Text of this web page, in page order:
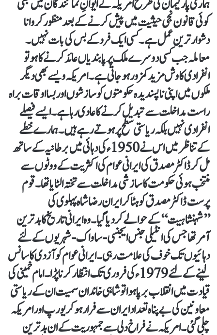
ہماری پارلیمان کی طرح امریکہ کے ایوانِ نمائندگان میں بھی
کوئی قانون نجی حیثیت میں پیش کرنے کے بعد منظور کروانا
دشوار ترین عمل ہے۔ کسی ایک فرد کے بس کی بات نہیں۔
معاملہ جب کسی دوسرے ملک پر پابندیاں عائد کرنے کا ہو تو
انفرادی کاوش مزید کمزور ہوجاتی ہے۔ امریکہ ویسے بھی دیگر
ملکوں میں اپنی ناپسندیدہ حکومتوں کو سازشوں اور بسااوقات براہ
راست مداخلت سے تبدیل کرنے کا عادی رہا ہے۔ ایسے فیصلے
انفرادی نہیں بلکہ ریاستی سطح پر ہوتے رہے ہیں۔ ہمارے خطے
کے تناظر میں اس نے 1950ء کی دہائی میں برطانیہ کے ساتھ
مل کر ڈاکٹر مصدق کی ایرانی عوام کی اکثریت کے ووٹوں سے
منتخب ہوئی حکومت کا سازشی مداخلت سے تختہ الٹایا تھا۔ قوم
پرست ڈاکٹر مصدق کو ہٹا کرایران رضا شاہ پہلوی کی
’’شہنشاہیت‘‘ کے حوالے کردیا گیا۔ وہ ایرانی تاریخ کا بدترین
آمر تھا جس کی انٹیلی جنس ایجنسی -ساواک- شہریوں کے لئے
دہائیوں تک خوف کی علامت رہی۔ ایرانی عوام کو آزدی کا سانس
لینے کے لئے 1979ء کی فروری تک انتظار کرنا پڑا۔ امام خمینی کی
قیادت میں انقلاب برپا ہوا تو شاہی خاندان سمیت ان کے ریاستی
معاونین کی بے پناہ تعداد ایران سے فرار ہوکر یورپ اور امریکہ
چلی گئی۔ امریکہ نے فراخ دلی سے جمہوریت کے ان بدترین